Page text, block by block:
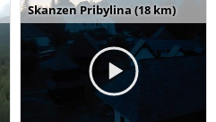
Skanzen Pribylina (18 km)